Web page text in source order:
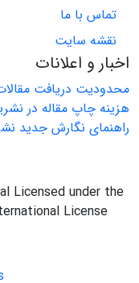
تماس با ما
نقشه سایت
اخبار و اعلانات
محدودیت دریافت
هزینه چاپ مقاله در
راهنمای نگارش جدید
Licensed under the
License